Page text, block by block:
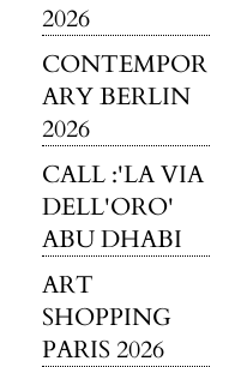
2026
CONTEMPOR
ARY BERLIN
2026
CALL :'LA VIA
DELL'ORO'
ABU DHABI
ART
SHOPPING
PARIS 2026